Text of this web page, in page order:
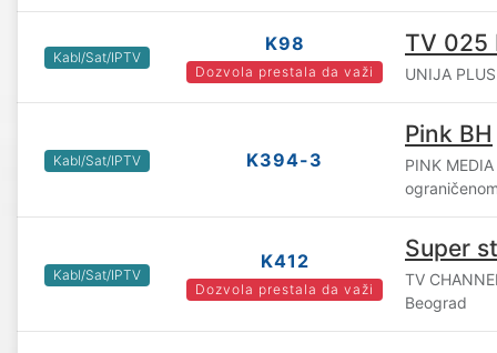
Kabl/Sat/IPTV
K98
Dozvola prestala da važi
TV 025
UNIJA
Kabl/Sat/IPTV K394-3
Pink BH
PINK
Kabl/Sat/IPTV
K412
Dozvola prestala da važi
Super
TV
Beograd